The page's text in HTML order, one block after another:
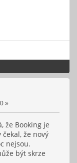
»
že Booking je
že nový
nejsou.
být skrze